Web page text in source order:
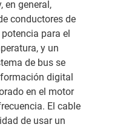
en general,
conductores de
para el
y un
de bus se
digital
en el motor
El cable
de usar un